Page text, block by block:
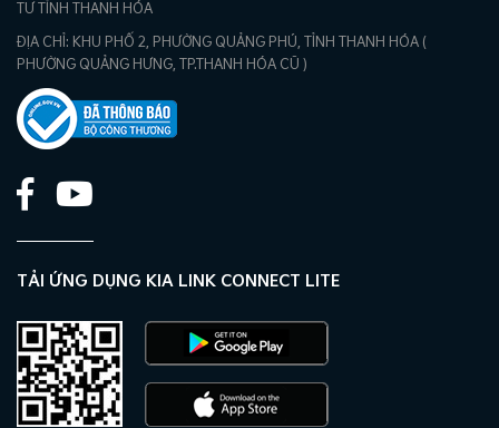
TƯ TỈNH THANH HÓA
ĐỊA CHỈ: KHU PHỐ 2, PHƯỜNG QUẢNG PHÚ, TỈNH THANH HÓA (
PHƯỜNG QUẢNG HƯNG, TP.THANH HÓA CŨ )
TẢI ỨNG DỤNG KIA LINK CONNECT LITE